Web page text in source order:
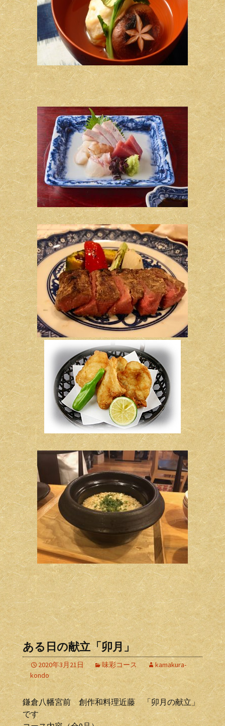
ある日の献立「卯月」
2020年3月21日 味彩コース
kamakura-
kondo
鎌倉八幡宮前 創作和料理近藤 「卯月の献立」
です